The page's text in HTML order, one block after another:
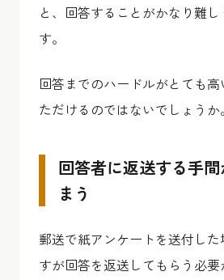
と、回答することがかなり難
す。
回答までのハードルがとても
ただけるのではないでしょうか。
回答者に返送する手
まう
郵送で紙アンケートを送付し
すが回答を返送してもらう必要